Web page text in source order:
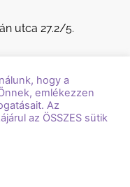
utca 27.2/5.
hogy a
emlékezzen
Az
az ÖSSZES sütik